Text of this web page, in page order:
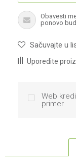
Obavesti
ponovo
Sačuvajte u
Uporedite
Web
primer